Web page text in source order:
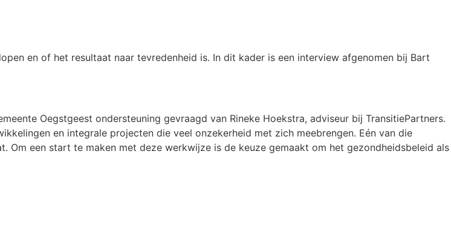
en of het resultaat naar tevredenheid is. In dit kader is een interview afgenomen bij Bart
Oegstgeest ondersteuning gevraagd van Rineke Hoekstra, adviseur bij TransitiePartners.
en integrale projecten die veel onzekerheid met zich meebrengen. Eén van die
Om een start te maken met deze werkwijze is de keuze gemaakt om het gezondheidsbeleid als